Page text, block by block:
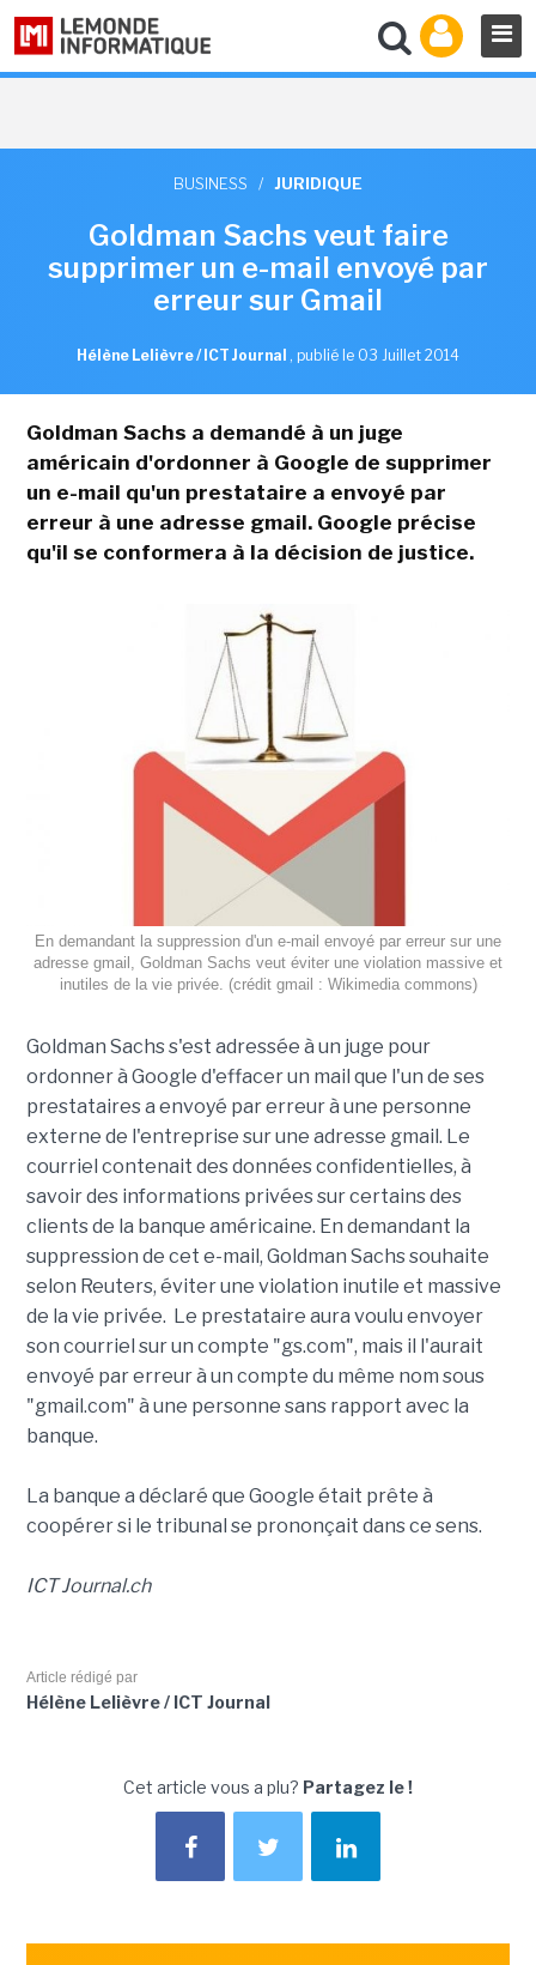
BUSINESS / JURIDIQUE
Goldman Sachs veut faire
supprimer un e-mail envoyé par
erreur sur Gmail
Hélène Lelièvre / ICT Journal , publié le 03 Juillet 2014
Goldman Sachs a demandé à un juge
américain d'ordonner à Google de supprimer
un e-mail qu'un prestataire a envoyé par
erreur à une adresse gmail. Google précise
qu'il se conformera à la décision de justice.
En demandant la suppression d'un e-mail envoyé par erreur sur une
adresse gmail, Goldman Sachs veut éviter une violation massive et
inutiles de la vie privée. (crédit gmail : Wikimedia commons)
Goldman Sachs s'est adressée à un juge pour
ordonner à Google d'effacer un mail que l'un de ses
prestataires a envoyé par erreur à une personne
externe de l'entreprise sur une adresse gmail. Le
courriel contenait des données confidentielles, à
savoir des informations privées sur certains des
clients de la banque américaine. En demandant la
suppression de cet e-mail, Goldman Sachs souhaite
selon Reuters, éviter une violation inutile et massive
de la vie privée. Le prestataire aura voulu envoyer
son courriel sur un compte "gs.com", mais il l'aurait
envoyé par erreur à un compte du même nom sous
"gmail.com" à une personne sans rapport avec la
banque.
La banque a déclaré que Google était prête à
coopérer si le tribunal se prononçait dans ce sens.
ICT Journal.ch
Article rédigé par
Hélène Lelièvre / ICT Journal
Cet article vous a plu? Partagez le !